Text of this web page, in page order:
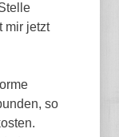
mir jetzt
so